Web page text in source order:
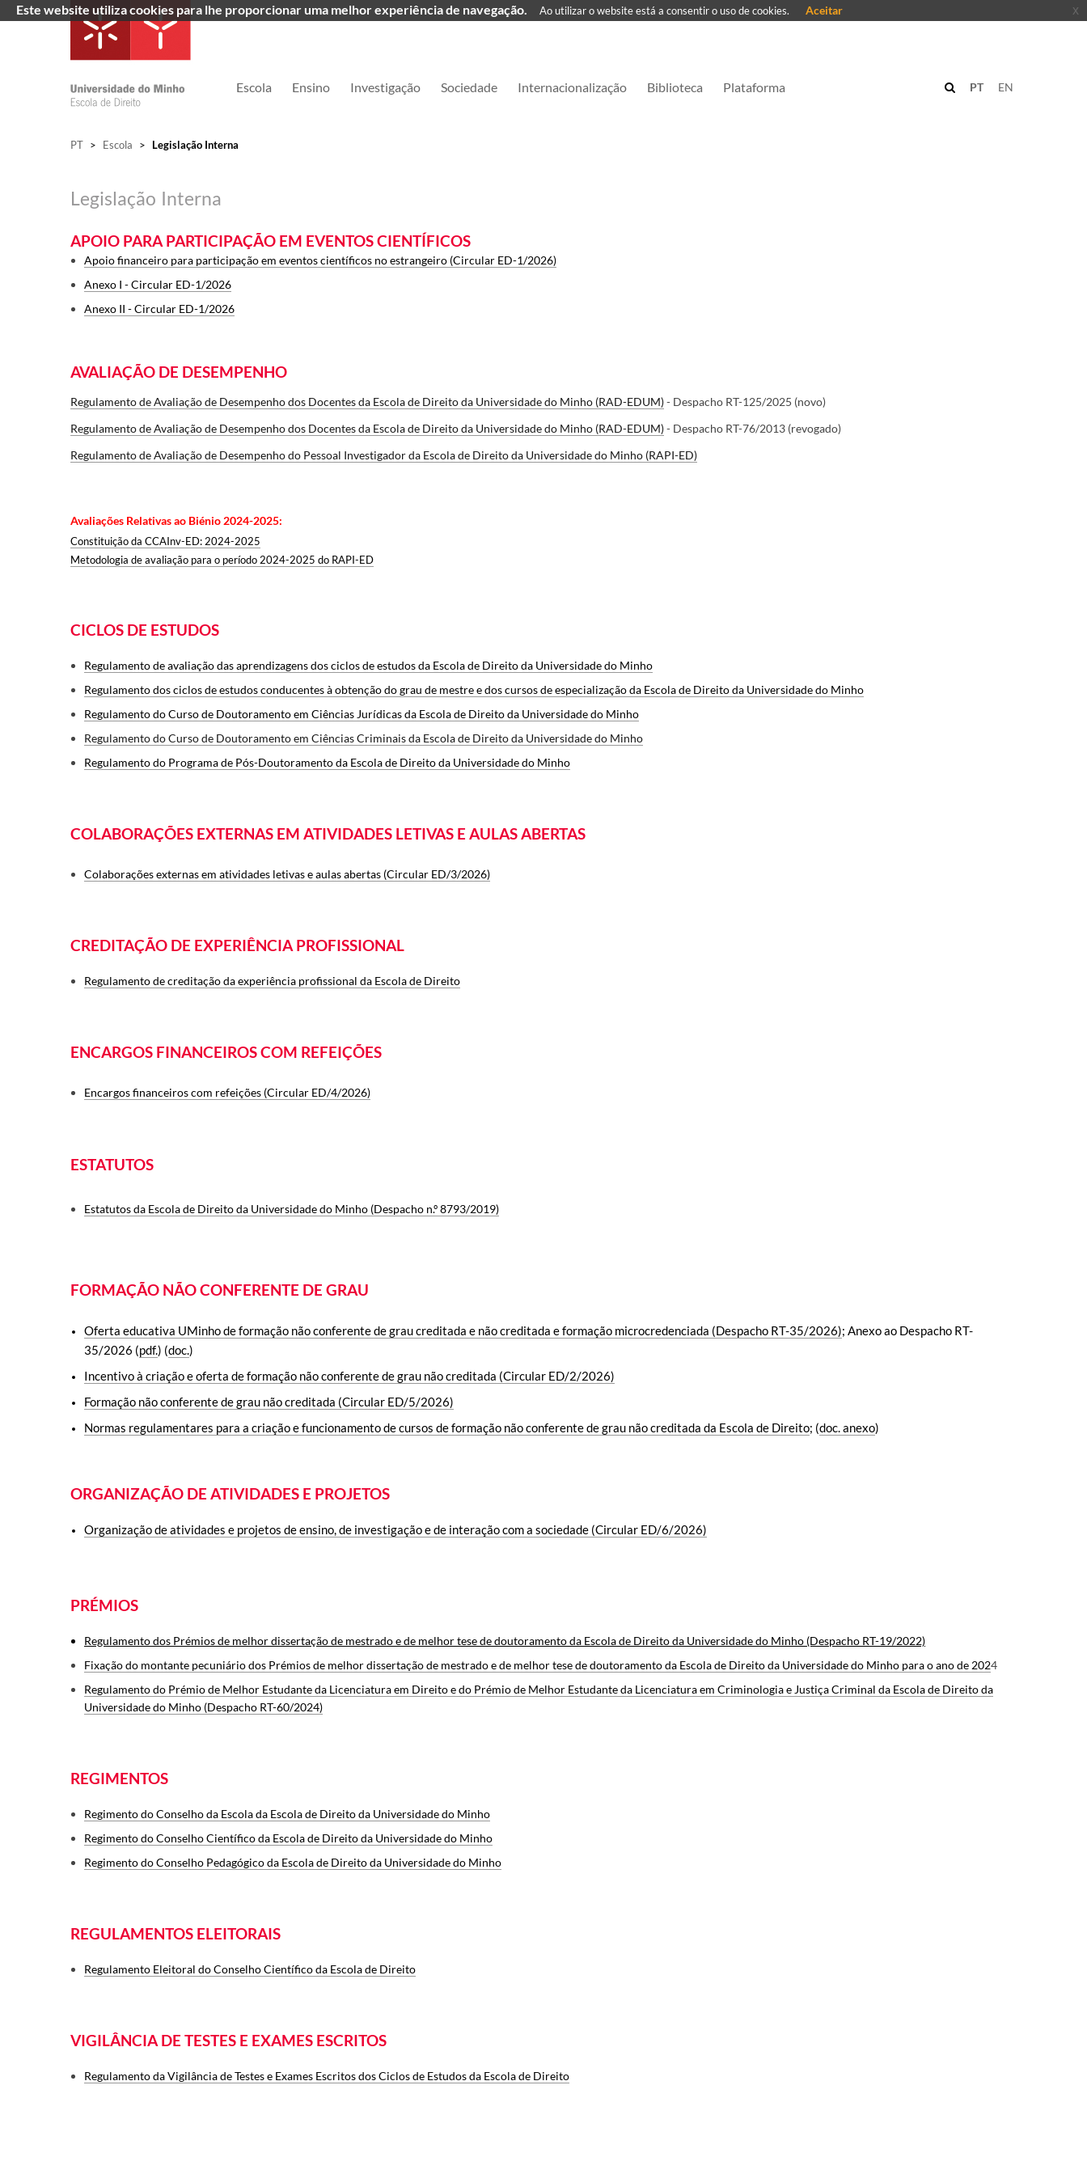
Escola Ensino Investigação Sociedade Internacionalização Biblioteca Plataforma EN
PT
PT > Escola > Legislação Interna
Legislação Interna
APOIO PARA PARTICIPAÇÃO EM EVENTOS CIENTÍFICOS
Apoio financeiro para participação em eventos científicos no estrangeiro (Circular ED-1/2026)
Anexo I - Circular ED-1/2026
Anexo II - Circular ED-1/2026
AVALIAÇÃO DE DESEMPENHO
Regulamento de Avaliação de Desempenho dos Docentes da Escola de Direito da Universidade do Minho (RAD-EDUM)- Despacho RT-125/2025 (novo)
Regulamento de Avaliação de Desempenho dos Docentes da Escola de Direito da Universidade do Minho (RAD-EDUM)- Despacho RT-76/2013 (revogado)
Regulamento de Avaliação de Desempenho do Pessoal Investigador da Escola de Direito da Universidade do Minho (RAPI-ED)
Avaliações Relativas ao Biénio 2024-2025:
Constituição da CCAInv-ED: 2024-2025
Metodologia de avaliação para o período 2024-2025 do RAPI-ED
CICLOS DE ESTUDOS
Regulamento de avaliação das aprendizagens dos ciclos de estudos da Escola de Direito da Universidade do Minho
Regulamento dos ciclos de estudos conducentes à obtenção do grau de mestre e dos cursos de especialização da Escola de Direito da Universidade do Minho
Regulamento do Curso de Doutoramento em Ciências Jurídicas da Escola de Direito da Universidade do Minho
Regulamento do Curso de Doutoramento em Ciências Criminais da Escola de Direito da Universidade do Minho
Regulamento do Programa de Pós-Doutoramento da Escola de Direito da Universidade do Minho
COLABORAÇÕES EXTERNAS EM ATIVIDADES LETIVAS E AULAS ABERTAS
Colaborações externas em atividades letivas e aulas abertas (Circular ED/3/2026)
CREDITAÇÃO DE EXPERIÊNCIA PROFISSIONAL
Regulamento de creditação da experiência profissional da Escola de Direito
ENCARGOS FINANCEIROS COM REFEIÇÕES
Encargos financeiros com refeições (Circular ED/4/2026)
ESTATUTOS
Estatutos da Escola de Direito da Universidade do Minho (Despacho n.º 8793/2019)
FORMAÇÃO NÃO CONFERENTE DE GRAU
Oferta educativa UMinho de formação não conferente de grau creditada e não creditada e formação microcredenciada (Despacho RT-35/2026); Anexo ao Despacho RT-
35/2026 (pdf.) (doc.)
Incentivo à criação e oferta de formação não conferente de grau não creditada (Circular ED/2/2026)
Formação não conferente de grau não creditada (Circular ED/5/2026)
Normas regulamentares para a criação e funcionamento de cursos de formação não conferente de grau não creditada da Escola de Direito; (doc. anexo)
ORGANIZAÇÃO DE ATIVIDADES E PROJETOS
Organização de atividades e projetos de ensino, de investigação e de interação com a sociedade (Circular ED/6/2026)
PRÉMIOS
Regulamento dos Prémios de melhor dissertação de mestrado e de melhor tese de doutoramento da Escola de Direito da Universidade do Minho (Despacho RT-19/2022)
Fixação do montante pecuniário dos Prémios de melhor dissertação de mestrado e de melhor tese de doutoramento da Escola de Direito da Universidade do Minho para o ano de 2024
Regulamento do Prémio de Melhor Estudante da Licenciatura em Direito e do Prémio de Melhor Estudante da Licenciatura em Criminologia e Justiça Criminal da Escola de Direito da
Universidade do Minho (Despacho RT-60/2024)
REGIMENTOS
Regimento do Conselho da Escola da Escola de Direito da Universidade do Minho
Regimento do Conselho Científico da Escola de Direito da Universidade do Minho
Regimento do Conselho Pedagógico da Escola de Direito da Universidade do Minho
REGULAMENTOS ELEITORAIS
Regulamento Eleitoral do Conselho Científico da Escola de Direito
VIGILÂNCIA DE TESTES E EXAMES ESCRITOS
Regulamento da Vigilância de Testes e Exames Escritos dos Ciclos de Estudos da Escola de Direito
Este website utiliza cookies para lhe proporcionar uma melhor experiência de navegação. Ao utilizar o website está a consentir o uso de cookies. Aceitar x